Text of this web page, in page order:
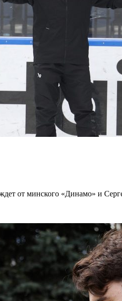
от минского «Динамо» и